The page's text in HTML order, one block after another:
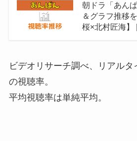
朝ドラ「あん
＆グラフ推移
桜×北村匠海】
ビデオリサーチ調べ、リアルタ
の視聴率。
平均視聴率は単純平均。